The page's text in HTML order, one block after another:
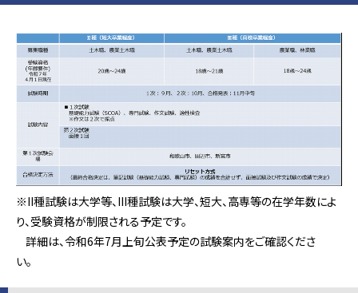
※II種試験は大学等、III種試験は大学、短大、高専等の在学年数によ
り、受験資格が制限される予定です。
詳細は、令和6年7月上旬公表予定の試験案内をご確認くださ
い。